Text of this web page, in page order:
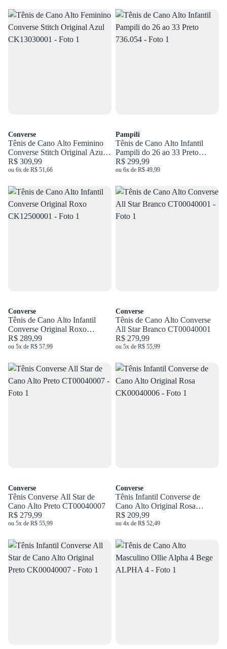
Converse
Tênis de Cano Alto Feminino
Converse Stitch Original Azul
CK13030001
R$ 309,99
ou 6x de R$ 51,66
Pampili
Tênis de Cano Alto Infantil
Pampili do 26 ao 33 Preto
736.054
R$ 299,99
ou 6x de R$ 49,99
Converse
Tênis de Cano Alto Infantil
Converse Original Roxo
CK12500001
R$ 289,99
ou 5x de R$ 57,99
Converse
Tênis de Cano Alto Converse
All Star Branco CT00040001
R$ 279,99
ou 5x de R$ 55,99
Converse
Tênis Converse All Star de
Cano Alto Preto CT00040007
R$ 279,99
ou 5x de R$ 55,99
Converse
Tênis Infantil Converse de
Cano Alto Original Rosa
CK00040006
R$ 209,99
ou 4x de R$ 52,49